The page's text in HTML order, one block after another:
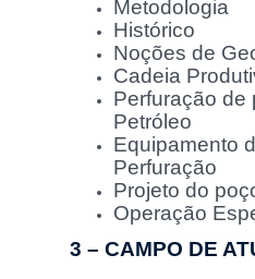
Metodologia
Histórico
Noções de
Cadeia
Perfuração de
Petróleo
Equipamento
Perfuração
Projeto do
Operação
3 – CAMPO DE